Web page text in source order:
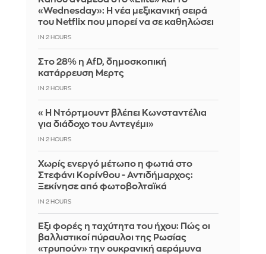
«Wednesday»: Η νέα μεξικανική σειρά
του Netflix που μπορεί να σε καθηλώσει
IN 2 HOURS
Στο 28% η AfD, δημοσκοπική
κατάρρευση Μερτς
IN 2 HOURS
«Η Ντόρτμουντ βλέπει Κωνσταντέλια
για διάδοχο του Αντεγέμι»
IN 2 HOURS
Χωρίς ενεργό μέτωπο η φωτιά στο
Στεφάνι Κορίνθου - Αντιδήμαρχος:
Ξεκίνησε από φωτοβολταϊκά
IN 2 HOURS
Έξι φορές η ταχύτητα του ήχου: Πώς οι
βαλλιστικοί πύραυλοι της Ρωσίας
«τρυπούν» την ουκρανική αεράμυνα